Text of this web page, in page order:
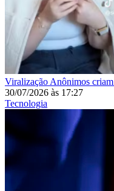
Viralização Anônimos criam
30/07/2026 às 17:27
Tecnologia